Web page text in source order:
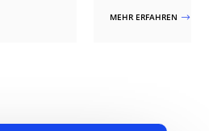
MEHR ERFAHREN $